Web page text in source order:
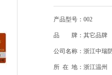
产品型号：002
品 牌：其它品牌
公司名称：浙江中瑞
所 在 地：浙江温州